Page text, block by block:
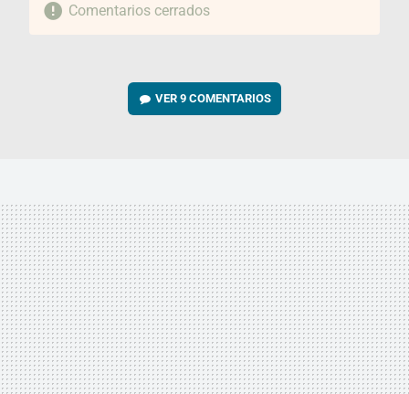
Comentarios cerrados
VER9 COMENTARIOS